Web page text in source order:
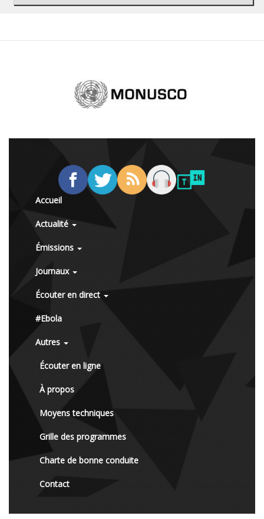
Accueil
Actualité
Émissions
Journaux
Écouter en direct
#Ebola
Autres
Écouter en ligne
À propos
Moyens techniques
Grille des programmes
Charte de bonne conduite
Contact